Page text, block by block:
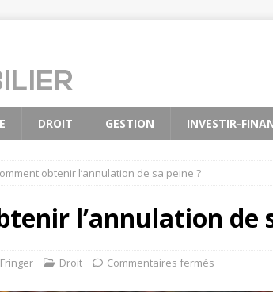
DROIT GESTION INVESTIR-
obtenir l’annulation de sa peine ?
l’annulation de
Droit Commentaires fermés